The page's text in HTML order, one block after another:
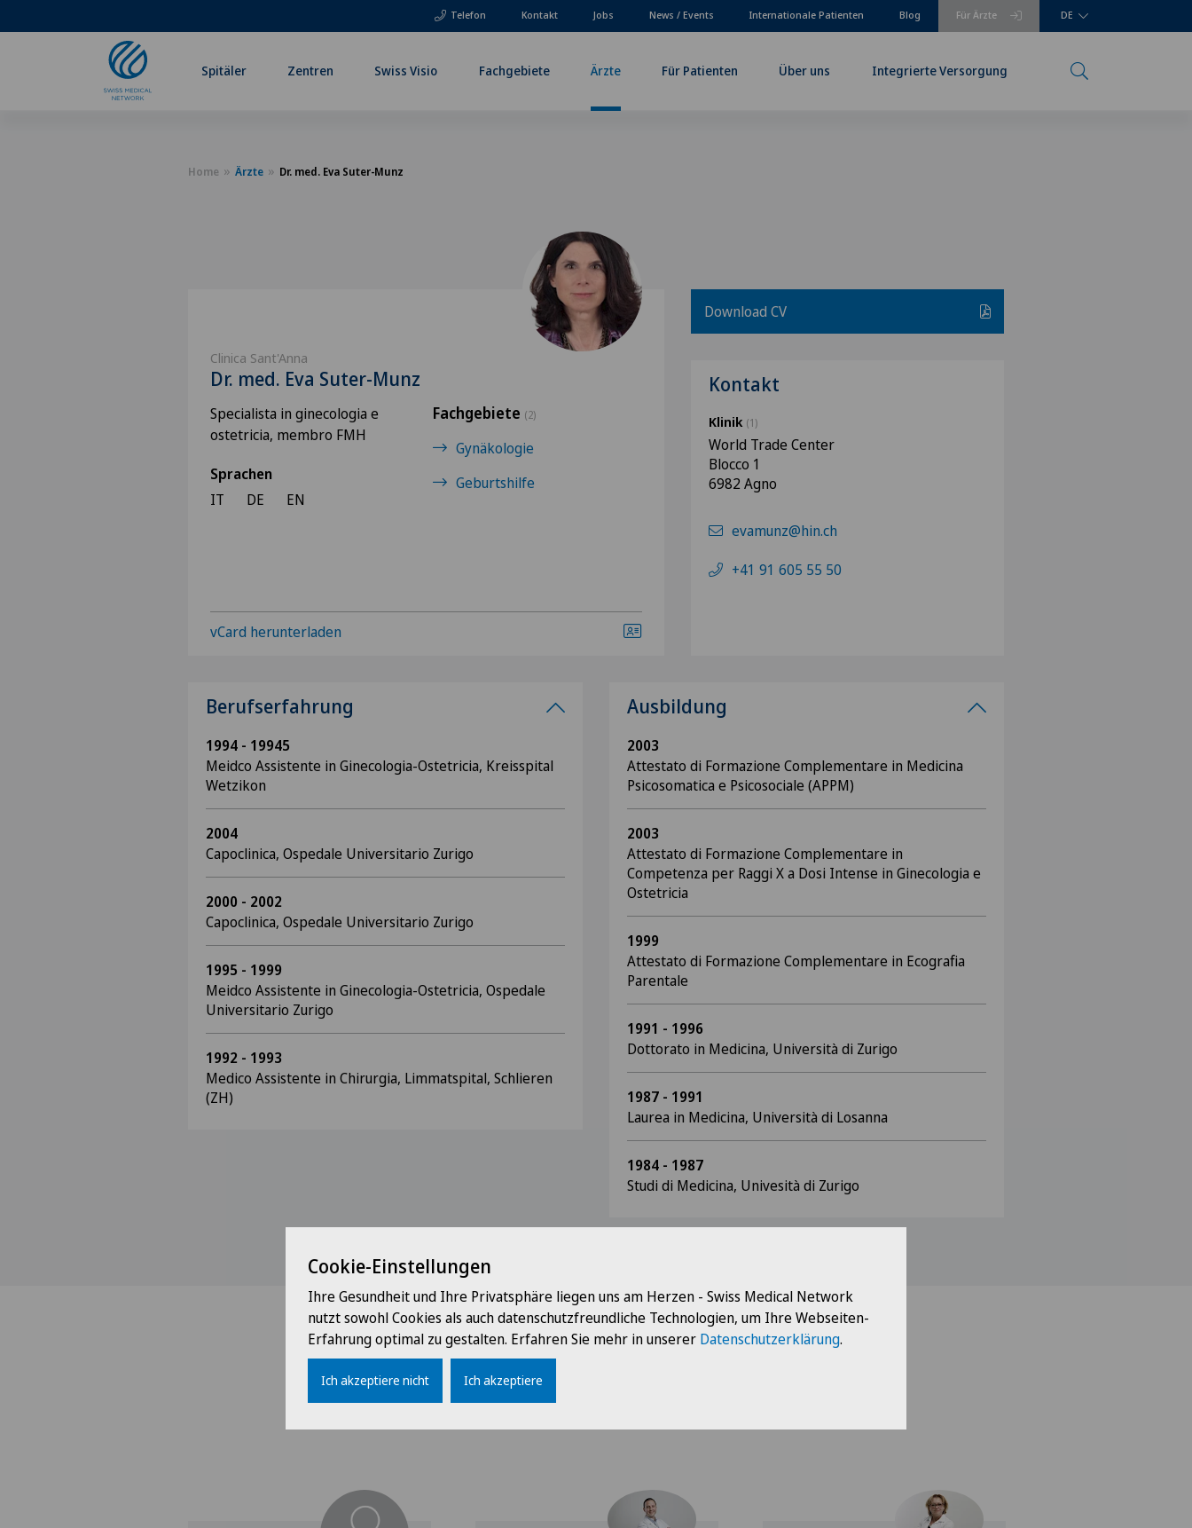
Telefon Für Ärzte
Kontakt Jobs News / Events Internationale Patienten Blog DE
Spitäler Zentren Swiss Visio Fachgebiete Ärzte Für Patienten Über uns Integrierte Versorgung
Home Ärzte Dr. med. Eva Suter-Munz
Clinica Sant'Anna
Dr. med. Eva Suter-Munz
Specialista in ginecologia e
ostetricia, membro FMH
Sprachen
IT
DE EN
Fachgebiete (2)
Gynäkologie
Geburtshilfe
vCard herunterladen
Download CV
Kontakt
Klinik (1)
World Trade Center
Blocco 1
6982 Agno
evamunz@hin.ch
+41 91 605 55 50
Berufserfahrung
1994 - 19945
Meidco Assistente in Ginecologia-Ostetricia, Kreisspital
Wetzikon
2004
Capoclinica, Ospedale Universitario Zurigo
2000 - 2002
Capoclinica, Ospedale Universitario Zurigo
1995 - 1999
Meidco Assistente in Ginecologia-Ostetricia, Ospedale
Universitario Zurigo
1992 - 1993
Medico Assistente in Chirurgia, Limmatspital, Schlieren
(ZH)
Ausbildung
2003
Attestato di Formazione Complementare in Medicina
Psicosomatica e Psicosociale (APPM)
2003
Attestato di Formazione Complementare in
Competenza per Raggi X a Dosi Intense in Ginecologia e
Ostetricia
1999
Attestato di Formazione Complementare in Ecografia
Parentale
1991 - 1996
Dottorato in Medicina, Università di Zurigo
1987 - 1991
Laurea in Medicina, Università di Losanna
1984 - 1987
Studi di Medicina, Univesità di Zurigo
Ärzte mit dieser Spezialisierung
Cookie-Einstellungen
Ihre Gesundheit und Ihre Privatsphäre liegen uns am Herzen - Swiss Medical Network
nutzt sowohl Cookies als auch datenschutzfreundliche Technologien, um Ihre Webseiten-
Erfahrung optimal zu gestalten. Erfahren Sie mehr in unserer Datenschutzerklärung.
Ich akzeptiere nicht Ich akzeptiere